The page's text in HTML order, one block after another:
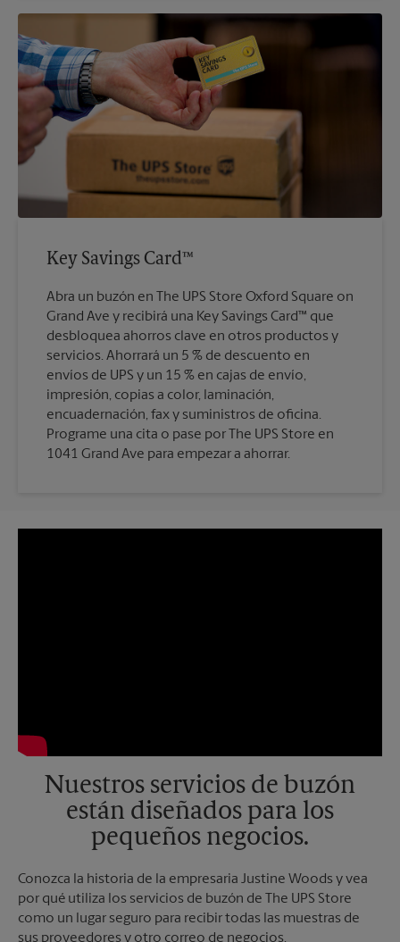
Key Savings Card™
Abra un buzón en The UPS Store Oxford Square on
Grand Ave y recibirá una Key Savings Card™ que
desbloquea ahorros clave en otros productos y
servicios. Ahorrará un 5 % de descuento en
envíos de UPS y un 15 % en cajas de envío,
impresión, copias a color, laminación,
encuadernación, fax y suministros de oficina.
Programe una cita o pase por The UPS Store en
1041 Grand Ave para empezar a ahorrar.
Nuestros servicios de buzón
están diseñados para los
pequeños negocios.
Conozca la historia de la empresaria Justine Woods y vea
por qué utiliza los servicios de buzón de The UPS Store
como un lugar seguro para recibir todas las muestras de
sus proveedores y otro correo de negocios.